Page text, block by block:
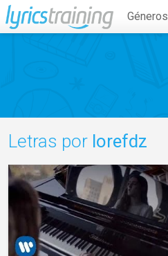
Géneros
Letras por lorefdz